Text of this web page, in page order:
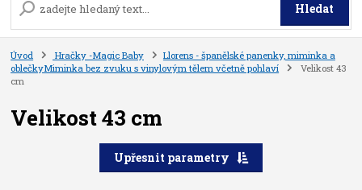
Hledat
Úvod Hračky -Magic Baby
Llorens - španělské panenky, miminka a
oblečkyMiminka bez zvuku s vinylovým tělem včetně pohlaví
Velikost 43
cm
Velikost 43 cm
Upřesnit parametry